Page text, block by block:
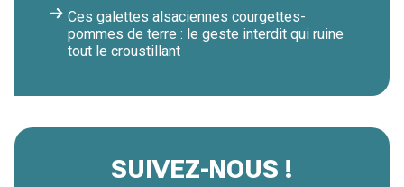
Ces galettes alsaciennes courgettes-
pommes de terre : le geste interdit qui ruine
tout le croustillant
SUIVEZ-NOUS !